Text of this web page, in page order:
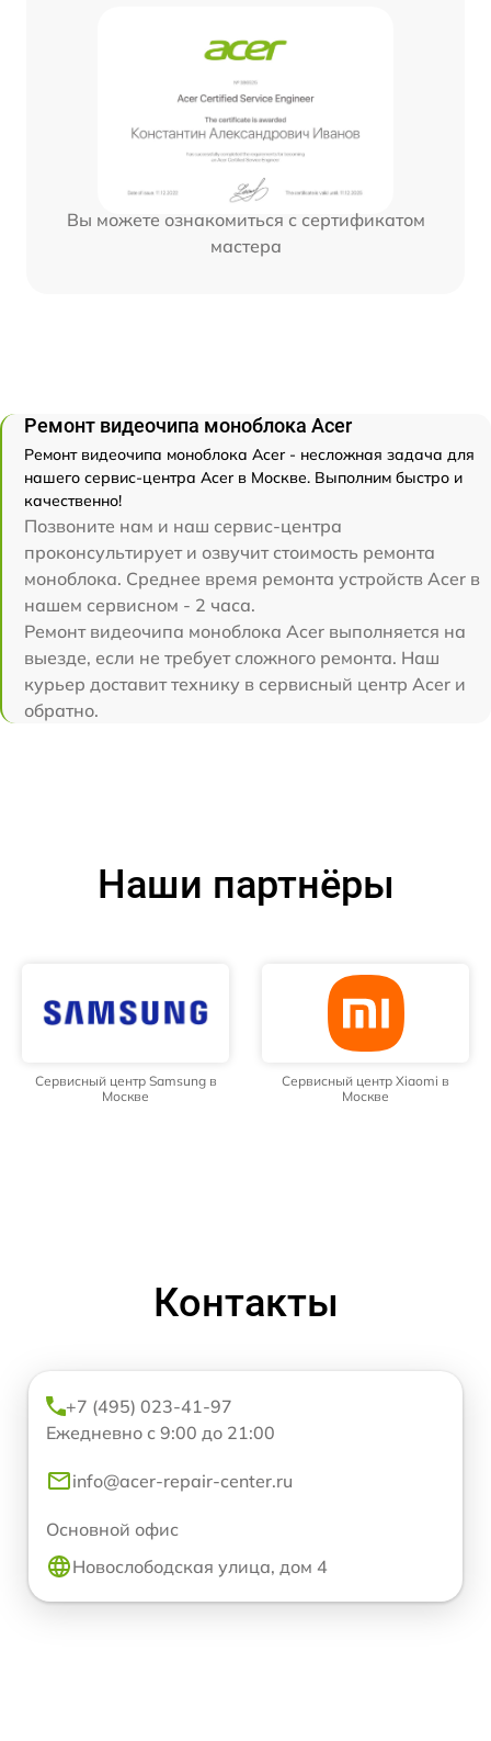
Вы можете ознакомиться с сертификатом
мастера
Ремонт видеочипа моноблока Acer
Ремонт видеочипа моноблока Acer - несложная задача для
нашего сервис-центра Acer в Москве. Выполним быстро и
качественно!
Позвоните нам и наш сервис-центра
проконсультирует и озвучит стоимость ремонта
моноблока. Среднее время ремонта устройств Acer в
нашем сервисном - 2 часа.
Ремонт видеочипа моноблока Acer выполняется на
выезде, если не требует сложного ремонта. Наш
курьер доставит технику в сервисный центр Acer и
обратно.
Наши партнёры
Сервисный центр Samsung в
Москве
Сервисный центр Xiaomi в
Москве
Контакты
+7 (495) 023-41-97
Ежедневно с 9:00 до 21:00
info@acer-repair-center.ru
Основной офис
Новослободская улица, дом 4